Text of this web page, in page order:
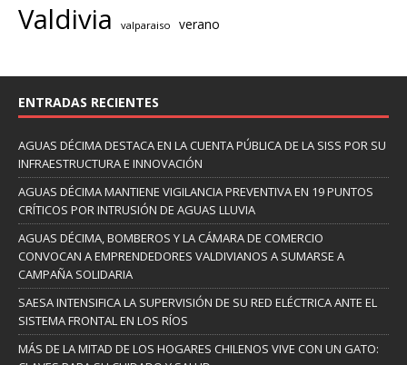
Valdivia valparaiso verano
ENTRADAS RECIENTES
AGUAS DÉCIMA DESTACA EN LA CUENTA PÚBLICA DE LA SISS POR SU
INFRAESTRUCTURA E INNOVACIÓN
AGUAS DÉCIMA MANTIENE VIGILANCIA PREVENTIVA EN 19 PUNTOS
CRÍTICOS POR INTRUSIÓN DE AGUAS LLUVIA
AGUAS DÉCIMA, BOMBEROS Y LA CÁMARA DE COMERCIO
CONVOCAN A EMPRENDEDORES VALDIVIANOS A SUMARSE A
CAMPAÑA SOLIDARIA
SAESA INTENSIFICA LA SUPERVISIÓN DE SU RED ELÉCTRICA ANTE EL
SISTEMA FRONTAL EN LOS RÍOS
MÁS DE LA MITAD DE LOS HOGARES CHILENOS VIVE CON UN GATO: